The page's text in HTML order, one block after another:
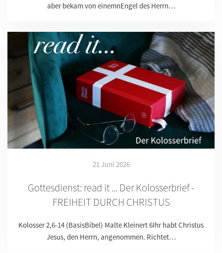
aber bekam von einemnEngel des Herrn…
21 Juni 2026
Gottesdienst: read it ... Der Kolosserbrief -
FREIHEIT DURCH CHRISTUS
Kolosser 2,6-14 (BasisBibel) Malte Kleinert 6Ihr habt Christus
Jesus, den Herrn, angenommen. Richtet…